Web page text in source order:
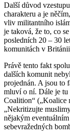
Další důvod
charakteru a je
vliv militantního
je taková, že to, co
posledních 20 – 30
komunitách v
Právě tento fakt
dalších komunit
projednán. A jsou to
mluví o ní. Dále je tu
Coalition“ („Koalice
„Nekritizujte
nějakým
sebevražedných